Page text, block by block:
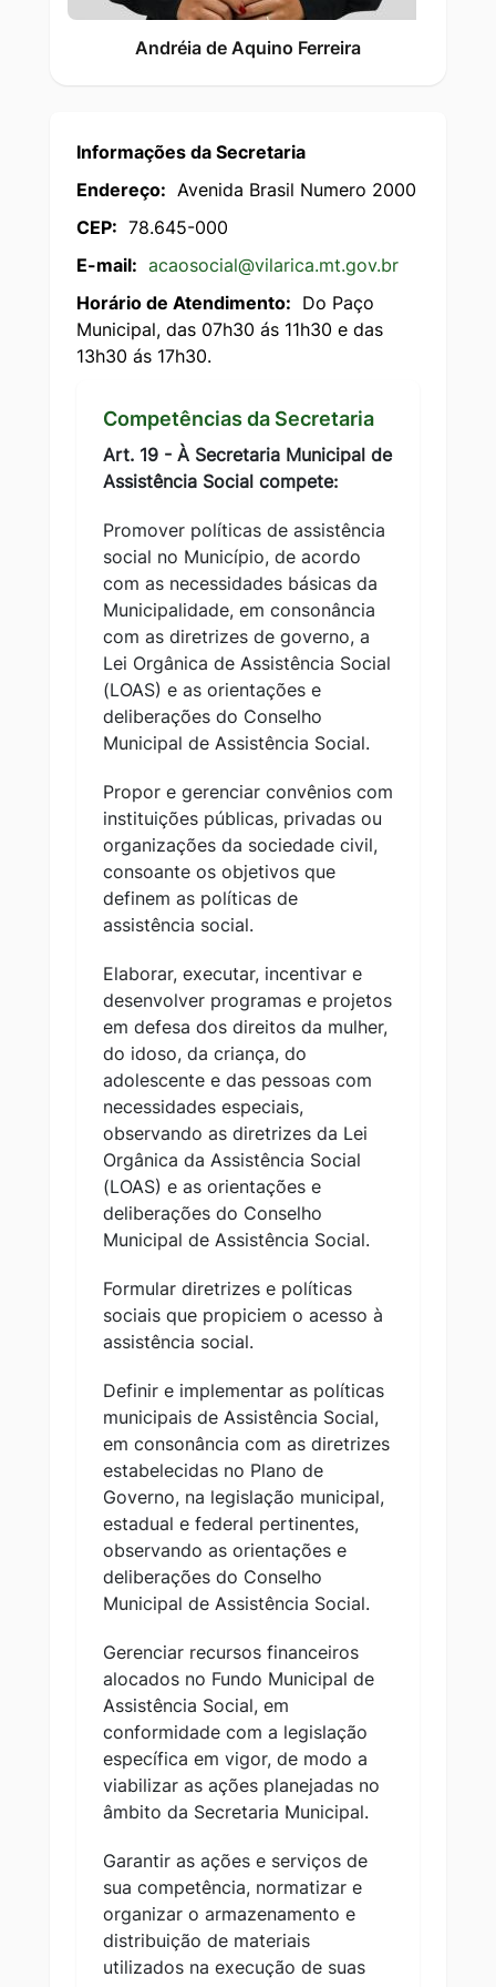
Andréia de Aquino Ferreira
Informações da Secretaria
Endereço: Avenida Brasil Numero 2000
CEP: 78.645-000
E-mail: acaosocial@vilarica.mt.gov.br
Horário de Atendimento: Do Paço
Municipal, das 07h30 ás 11h30 e das
13h30 ás 17h30.
Competências da Secretaria
Art. 19 - À Secretaria Municipal de
Assistência Social compete:
Promover políticas de assistência
social no Município, de acordo
com as necessidades básicas da
Municipalidade, em consonância
com as diretrizes de governo, a
Lei Orgânica de Assistência Social
(LOAS) e as orientações e
deliberações do Conselho
Municipal de Assistência Social.
Propor e gerenciar convênios com
instituições públicas, privadas ou
organizações da sociedade civil,
consoante os objetivos que
definem as políticas de
assistência social.
Elaborar, executar, incentivar e
desenvolver programas e projetos
em defesa dos direitos da mulher,
do idoso, da criança, do
adolescente e das pessoas com
necessidades especiais,
observando as diretrizes da Lei
Orgânica da Assistência Social
(LOAS) e as orientações e
deliberações do Conselho
Municipal de Assistência Social.
Formular diretrizes e políticas
sociais que propiciem o acesso à
assistência social.
Definir e implementar as políticas
municipais de Assistência Social,
em consonância com as diretrizes
estabelecidas no Plano de
Governo, na legislação municipal,
estadual e federal pertinentes,
observando as orientações e
deliberações do Conselho
Municipal de Assistência Social.
Gerenciar recursos financeiros
alocados no Fundo Municipal de
Assistência Social, em
conformidade com a legislação
específica em vigor, de modo a
viabilizar as ações planejadas no
âmbito da Secretaria Municipal.
Garantir as ações e serviços de
sua competência, normatizar e
organizar o armazenamento e
distribuição de materiais
utilizados na execução de suas